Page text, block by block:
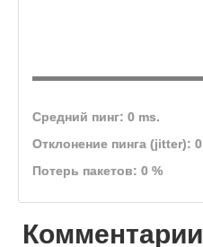
Средний пинг: 0 ms.
Отклонение пинга (jitter): 0
Потерь пакетов: 0 %
Комментарии